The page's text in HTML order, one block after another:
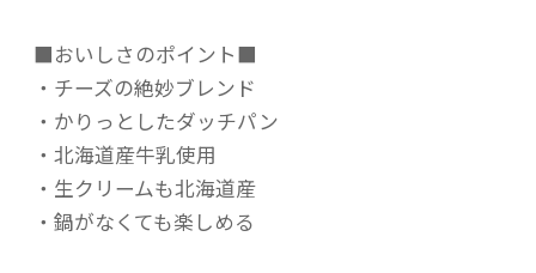
■おいしさのポイント■
・チーズの絶妙ブレンド
・かりっとしたダッチパン
・北海道産牛乳使用
・生クリームも北海道産
・鍋がなくても楽しめる